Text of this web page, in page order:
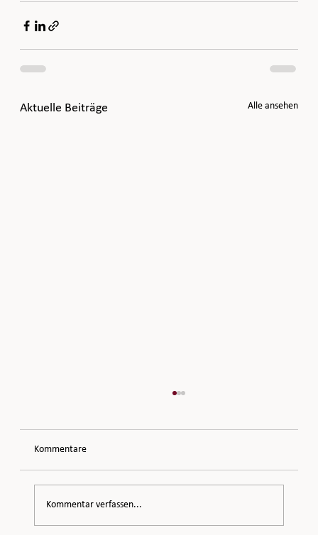
Aktuelle Beiträge Alle ansehen
Dein Körpertagebuch
Kommentare
Kommentar verfassen...